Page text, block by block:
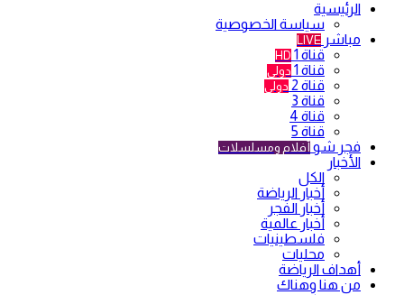
الرئيسية
سياسة الخصوصية
مباشر LIVE
قناة 1 HD
قناة 1 دولي
قناة 2 دولي
قناة 3
قناة 4
قناة 5
فجر شو أفلام ومسلسلات
الأخبار
الكل
أخبار الرياضة
أخبار الفجر
أخبار عالمية
فلسطينيات
محليات
أهداف الرياضة
من هنا وهناك